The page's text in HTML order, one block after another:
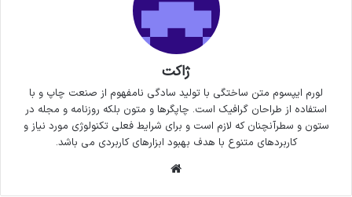
ژاکت
لورم ایپسوم متن ساختگی با تولید سادگی نامفهوم از صنعت چاپ و با
استفاده از طراحان گرافیک است. چاپگرها و متون بلکه روزنامه و مجله در
ستون و سطرآنچنان که لازم است و برای شرایط فعلی تکنولوژی مورد نیاز و
کاربردهای متنوع با هدف بهبود ابزارهای کاربردی می باشد.